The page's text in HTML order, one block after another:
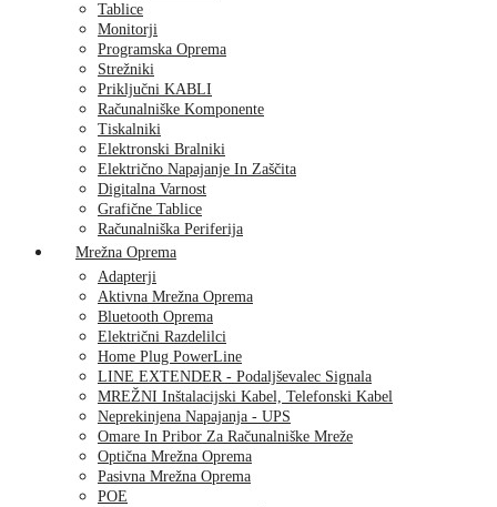
Tablice
Monitorji
Programska Oprema
Strežniki
Priključni KABLI
Računalniške Komponente
Tiskalniki
Elektronski Bralniki
Električno Napajanje In Zaščita
Digitalna Varnost
Grafične Tablice
Računalniška Periferija
Mrežna Oprema
Adapterji
Aktivna Mrežna Oprema
Bluetooth Oprema
Električni Razdelilci
Home Plug PowerLine
LINE EXTENDER - Podaljševalec Signala
MREŽNI Inštalacijski Kabel, Telefonski Kabel
Neprekinjena Napajanja - UPS
Omare In Pribor Za Računalniške Mreže
Optična Mrežna Oprema
Pasivna Mrežna Oprema
POE